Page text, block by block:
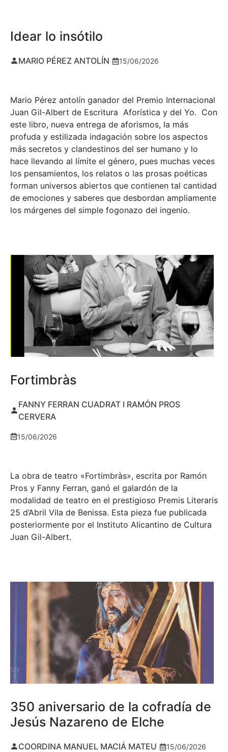
Idear lo insótilo
MARIO PÉREZ ANTOLÍN 15/06/2026
Mario Pérez antolín ganador del Premio Internacional
Juan Gil-Albert de Escritura Aforística y del Yo. Con
este libro, nueva entrega de aforismos, la más
profuda y estilizada indagación sobre los aspectos
más secretos y clandestinos del ser humano y lo
hace llevando al límite el género, pues muchas veces
los pensamientos, los relatos o las prosas poéticas
forman universos abiertos que contienen tal cantidad
de emociones y saberes que desbordan ampliamente
los márgenes del simple fogonazo del ingenio.
Fortimbràs
FANNY FERRAN CUADRAT I RAMÓN PROS
CERVERA
15/06/2026
La obra de teatro «Fortimbràs», escrita por Ramón
Pros y Fanny Ferran, ganó el galardón de la
modalidad de teatro en el prestigioso Premis Literaris
25 d’Abril Vila de Benissa. Esta pieza fue publicada
posteriormente por el Instituto Alicantino de Cultura
Juan Gil-Albert.
350 aniversario de la cofradía de
Jesús Nazareno de Elche
COORDINA MANUEL MACIÁ MATEU 15/06/2026